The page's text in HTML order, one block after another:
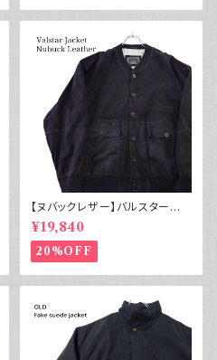
【ヌバックレザー】バルスター型
ブルゾンジャケット イタリア ヴィ
ンテージ 黒
¥19,840
20%OFF